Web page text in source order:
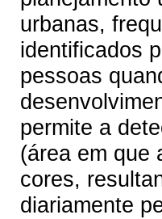
urbanas,
identificados
pessoas
permite a
(área em que
cores,
diariamente